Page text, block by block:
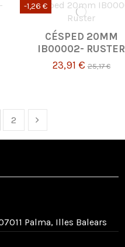
-1,26 €
CÉSPED 20MM
IB00002- RUSTER
23,91 €25,17 €
2
Palma, Illes Balears